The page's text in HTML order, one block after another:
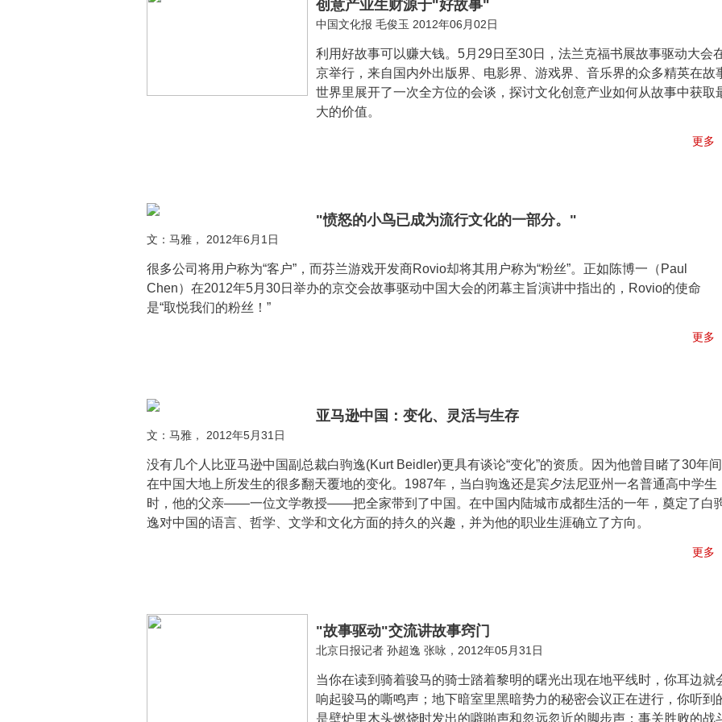
创意产业生财源于"好故事"
中国文化报 毛俊玉 2012年06月02日
利用好故事可以赚大钱。5月29日至30日，法兰克福书展故事驱动大会
京举行，来自国内外出版界、电影界、游戏界、音乐界的众多精英在故
世界里展开了一次全方位的会谈，探讨文化创意产业如何从故事中获取
大的价值。
更多
"愤怒的小鸟已成为流行文化的一部分。"
文：马雅， 2012年6月1日
很多公司将用户称为“客户”，而芬兰游戏开发商Rovio却将其用户称为“粉丝”。正如陈博一（Paul
Chen）在2012年5月30日举办的京交会故事驱动中国大会的闭幕主旨演讲中指出的，Rovio的使命
是“取悦我们的粉丝！”
更多
亚马逊中国：变化、灵活与生存
文：马雅， 2012年5月31日
没有几个人比亚马逊中国副总裁白驹逸(Kurt Beidler)更具有谈论“变化”的资质。因为他曾目睹了30年间
在中国大地上所发生的很多翻天覆地的变化。1987年，当白驹逸还是宾夕法尼亚州一名普通高中学生
时，他的父亲——一位文学教授——把全家带到了中国。在中国内陆城市成都生活的一年，奠定了白
逸对中国的语言、哲学、文学和文化方面的持久的兴趣，并为他的职业生涯确立了方向。
更多
"故事驱动"交流讲故事窍门
北京日报记者 孙超逸 张咏，2012年05月31日
当你在读到骑着骏马的骑士踏着黎明的曙光出现在地平线时，你耳边就
响起骏马的嘶鸣声；地下暗室里黑暗势力的秘密会议正在进行，你听到
是壁炉里木头燃烧时发出的噼啪声和忽远忽近的脚步声；事关胜败的战